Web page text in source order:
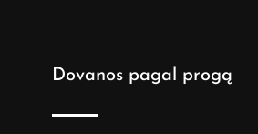
Dovanos pagal progą